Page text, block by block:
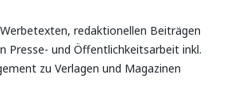
redaktionellen Beiträgen
Presse- und Öffentlichkeitsarbeit inkl.
zu Verlagen und Magazinen